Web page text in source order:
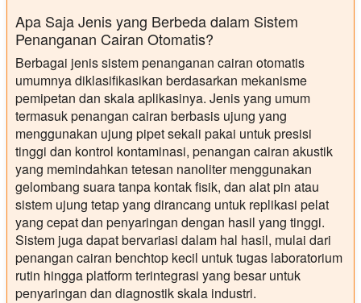
Apa Saja Jenis yang Berbeda dalam Sistem
Penanganan Cairan Otomatis?
Berbagai jenis sistem penanganan cairan otomatis
umumnya diklasifikasikan berdasarkan mekanisme
pemipetan dan skala aplikasinya. Jenis yang umum
termasuk penangan cairan berbasis ujung yang
menggunakan ujung pipet sekali pakai untuk presisi
tinggi dan kontrol kontaminasi, penangan cairan akustik
yang memindahkan tetesan nanoliter menggunakan
gelombang suara tanpa kontak fisik, dan alat pin atau
sistem ujung tetap yang dirancang untuk replikasi pelat
yang cepat dan penyaringan dengan hasil yang tinggi.
Sistem juga dapat bervariasi dalam hal hasil, mulai dari
penangan cairan benchtop kecil untuk tugas laboratorium
rutin hingga platform terintegrasi yang besar untuk
penyaringan dan diagnostik skala industri.